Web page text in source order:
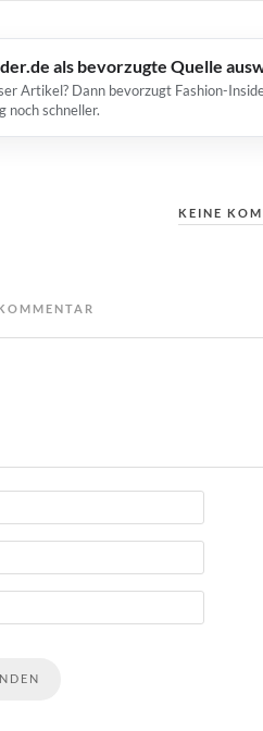
als bevorzugte Quelle
Artikel? Dann bevorzugt Fashion-
noch schneller.
KEINE